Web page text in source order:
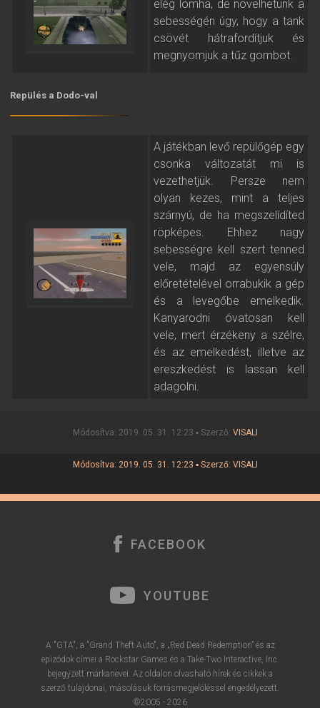
elég lomha, de növelhetünk a
sebességén úgy, hogy a tank
csövét hátrafordítjuk és
megnyomjuk a tűz gombot.
Repülés a Dodo-val
A játékban levő repülőgép egy
csonka változatát mi is
vezethetjük. Persze nem
olyan kezes, mint a teljes
szárnyú, de ha megszelídíted
röpképes. Ehhez nagy
sebességre kell szert tenned
vele, majd az egyensúly
előretételével orrabukik a gép
és a levegőbe emelkedik.
Kanyarodni óvatosan kell
vele, mert érzékeny a szélre,
és az emelkedést, illetve az
ereszkedést is lassan kell
adagolni.
Módosítva: 2019. 05. 31. 12:23 ▪ Szerző: VISALI
Módosítva: 2019. 05. 31. 12:23 ▪ Szerző: VISALI
FACEBOOK
YOUTUBE
A "GTA", a "Grand Theft Auto", a „Red Dead Redemption” és az
epizódok címei a Rockstar Games és a Take-Two Interactive, Inc.
bejegyzett márkanevei. Az oldalon olvasható hírek és cikkek a
szerző tulajdonai, másolásuk forrásmegjelöléssel engedélyezett.
©2005 - 2026